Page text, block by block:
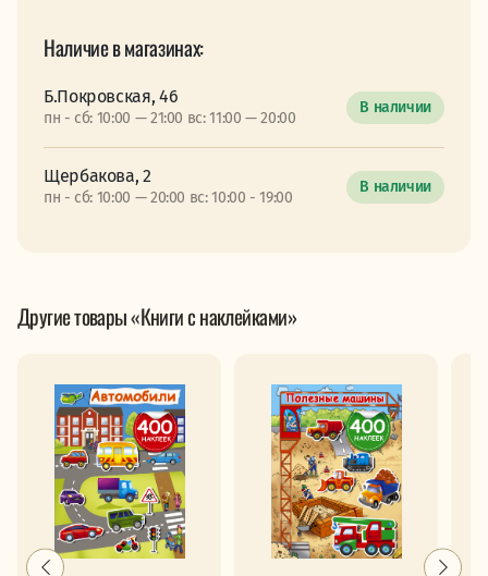
Наличие в магазинах:
Б.Покровская, 46
пн - сб: 10:00 — 21:00 вс: 11:00 — 20:00
В наличии
Щербакова, 2
пн - сб: 10:00 — 20:00 вс: 10:00 - 19:00
В наличии
Другие товары «Книги с наклейками»